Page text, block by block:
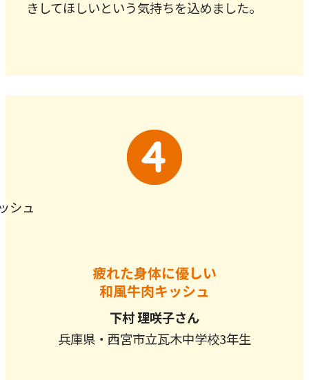
きしてほしいという気持ちを込めました。
疲れた身体に優しい
和風牛肉キッシュ
下村 理咲子さん
兵庫県・西宮市立瓦木中学校3年生